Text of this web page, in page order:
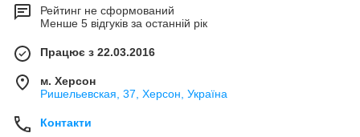
Рейтинг не сформований
Менше 5 відгуків за останній рік
Працює з 22.03.2016
м. Херсон
Ришельевская, 37, Херсон, Україна
Контакти